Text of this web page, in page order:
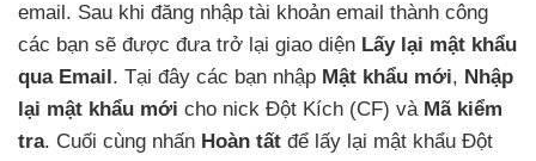
email . Sau khi đăng nhập tài khoản email thành công
các bạn sẽ được đưa trở lại giao diện Lấy lại mật khẩu
qua Email . Tại đây các bạn nhập Mật khẩu mới, Nhập
lại mật khẩu mới cho nick Đột Kích (CF) và Mã kiểm
tra. Cuối cùng nhấn Hoàn tất để lấy lại mật khẩu Đột